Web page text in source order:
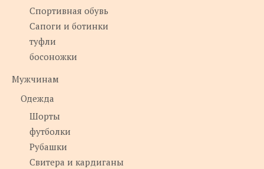
Спортивная обувь
Сапоги и ботинки
туфли
босоножки
Мужчинам
Одежда
Шорты
футболки
Рубашки
Свитера и кардиганы